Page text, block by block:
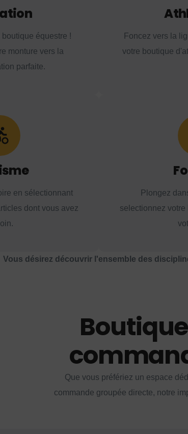
équestre !
monture vers la
parfaite.
Foncez vers la
votre boutique
en sélectionnant
dont vous avez
Plongez
selectionnez votre
Vous désirez découvrir l'ensemble des
Que vous préfériez un espace
commande groupée directe, notre